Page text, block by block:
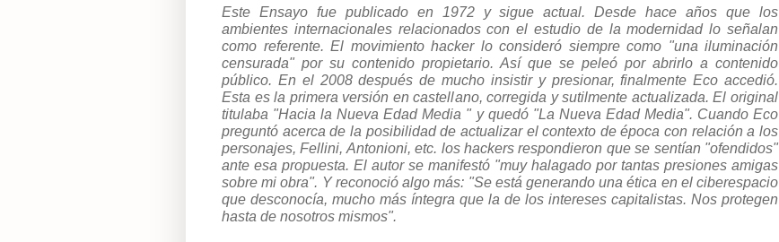
Este Ensayo fue publicado en 1972 y sigue actual. Desde hace años que los
ambientes internacionales relacionados con el estudio de la modernidad lo señalan
como referente. El movimiento hacker lo consideró siempre como "una iluminación
censurada" por su contenido propietario. Así que se peleó por abrirlo a contenido
público. En el 2008 después de mucho insistir y presionar, finalmente Eco accedió.
Esta es la primera versión en castellano, corregida y sutilmente actualizada. El original
titulaba "Hacia la Nueva Edad Media " y quedó "La Nueva Edad Media". Cuando Eco
preguntó acerca de la posibilidad de actualizar el contexto de época con relación a los
personajes, Fellini, Antonioni, etc. los hackers respondieron que se sentían "ofendidos"
ante esa propuesta. El autor se manifestó "muy halagado por tantas presiones amigas
sobre mi obra". Y reconoció algo más: "Se está generando una ética en el ciberespacio
que desconocía, mucho más íntegra que la de los intereses capitalistas. Nos protegen
hasta de nosotros mismos".